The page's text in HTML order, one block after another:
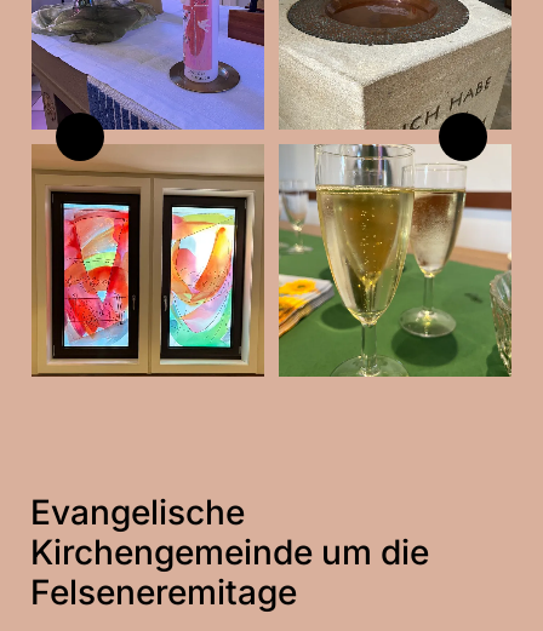
Evangelische
Kirchengemeinde um die
Felseneremitage